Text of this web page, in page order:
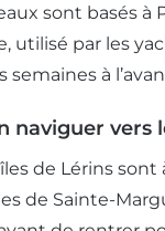
sont basés à
utilisé par les
semaines à
naviguer vers
îles de Lérins
de Sainte-